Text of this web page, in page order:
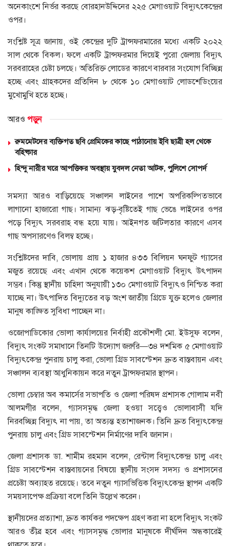
অনেকাংশে নির্ভর করছে বোরহানউদ্দিনের ২২৫ মেগাওয়াট বিদ্যুৎকেন্দ্রের
ওপর।
সংশ্লিষ্ট সূত্র জানায়, ওই কেন্দ্রের দুটি ট্রান্সফরমারের মধ্যে একটি ২০২২
সাল থেকে বিকল। ফলে একটি ট্রান্সফরমার দিয়েই পুরো জেলায় বিদ্যুৎ
সরবরাহের চেষ্টা চলছে। অতিরিক্ত লোডের কারণে বারবার সংযোগ বিচ্ছিন্ন
হচ্ছে এবং গ্রাহকদের প্রতিদিন ৮ থেকে ১০ মেগাওয়াট লোডশেডিংয়ের
মুখোমুখি হতে হচ্ছে।
আরও পড়ুন
রুমমেটদের ব্যক্তিগত ছবি প্রেমিকের কাছে পাঠানোয় ইবি ছাত্রী হল থেকে
বহিষ্কার
হিন্দু নারীর ঘরে আপত্তিকর অবস্থায় যুবদল নেতা আটক, পুলিশে সোপর্দ
সমস্যা আরও বাড়িয়েছে সঞ্চালন লাইনের পাশে অপরিকল্পিতভাবে
লাগানো হাজারো গাছ। সামান্য ঝড়-বৃষ্টিতেই গাছ ভেঙে লাইনের ওপর
পড়ে বিদ্যুৎ সরবরাহ বন্ধ হয়ে যায়। আইনগত জটিলতার কারণে এসব
গাছ অপসারণেও বিলম্ব হচ্ছে।
সংশ্লিষ্টদের দাবি, ভোলায় প্রায় ১ হাজার ৪৩৩ বিলিয়ন ঘনফুট গ্যাসের
মজুত রয়েছে এবং এখান থেকে কয়েকশ মেগাওয়াট বিদ্যুৎ উৎপাদন
সম্ভব। কিন্তু স্থানীয় চাহিদা অনুযায়ী ১৩০ মেগাওয়াট বিদ্যুৎও নিশ্চিত করা
যাচ্ছে না। উৎপাদিত বিদ্যুতের বড় অংশ জাতীয় গ্রিডে যুক্ত হলেও জেলার
মানুষ কাঙ্ক্ষিত সুবিধা পাচ্ছেন না।
ওজোপাডিকোর ভোলা কার্যালয়ের নির্বাহী প্রকৌশলী মো. ইউসুফ বলেন,
বিদ্যুৎ সংকট সমাধানে তিনটি উদ্যোগ জরুরি—৩৪ দশমিক ৫ মেগাওয়াট
বিদ্যুৎকেন্দ্র পুনরায় চালু করা, ভোলা গ্রিড সাবস্টেশন দ্রুত বাস্তবায়ন এবং
সঞ্চালন ব্যবস্থা আধুনিকায়ন করে নতুন ট্রান্সফরমার স্থাপন।
ভোলা চেম্বার অব কমার্সের সভাপতি ও জেলা পরিষদ প্রশাসক গোলাম নবী
আলমগীর বলেন, গ্যাসসমৃদ্ধ জেলা হওয়া সত্ত্বেও ভোলাবাসী যদি
নিরবচ্ছিন্ন বিদ্যুৎ না পায়, তা অত্যন্ত হতাশাজনক। তিনি দ্রুত বিদ্যুৎকেন্দ্র
পুনরায় চালু এবং গ্রিড সাবস্টেশন নির্মাণের দাবি জানান।
জেলা প্রশাসক ডা. শামীম রহমান বলেন, রেন্টাল বিদ্যুৎকেন্দ্র চালু এবং
গ্রিড সাবস্টেশন বাস্তবায়নের বিষয়ে স্থানীয় সংসদ সদস্য ও প্রশাসনের
প্রচেষ্টা অব্যাহত রয়েছে। তবে নতুন গ্যাসভিত্তিক বিদ্যুৎকেন্দ্র স্থাপন একটি
সময়সাপেক্ষ প্রক্রিয়া বলে তিনি উল্লেখ করেন।
স্থানীয়দের প্রত্যাশা, দ্রুত কার্যকর পদক্ষেপ গ্রহণ করা না হলে বিদ্যুৎ সংকট
আরও তীব্র হবে এবং গ্যাসসমৃদ্ধ ভোলার মানুষকে দীর্ঘদিন অন্ধকারেই